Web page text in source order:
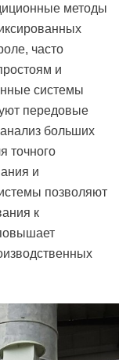
методы
часто
и
системы
передовые
больших
точного
и
позволяют
к